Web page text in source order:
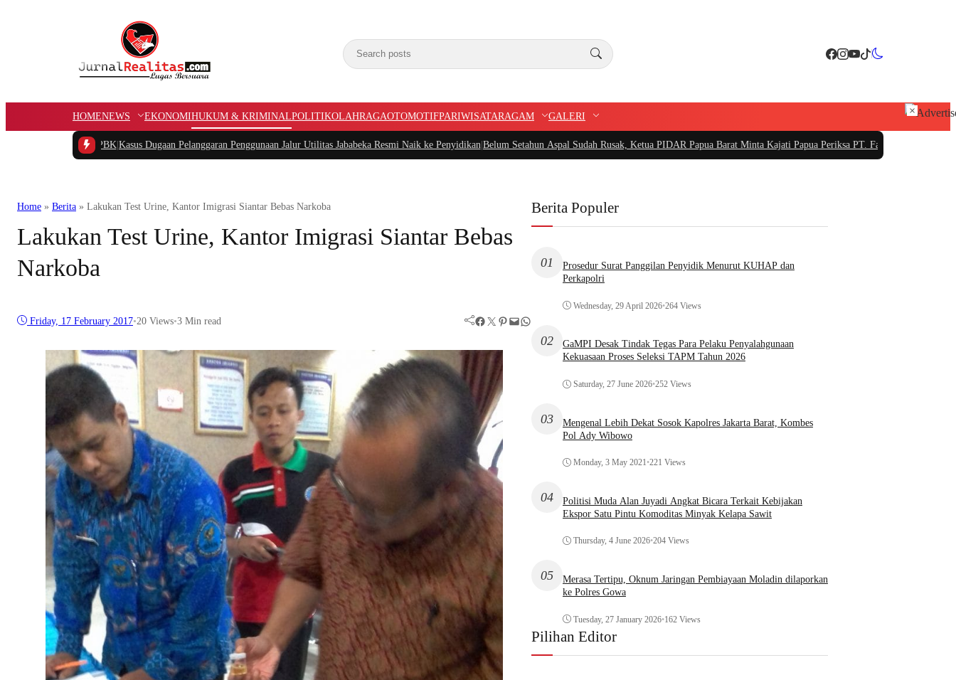
HOMENEWS EKONOMIHUKUM & KRIMINALPOLITIKOLAHRAGAOTOMOTIFPARIWISATARAGAM GALERI
Kasus Dugaan Pelanggaran Penggunaan Jalur Utilitas Jababeka Resmi Naik ke Penyidikan|Belum Setahun Aspal Sudah Rusak, Ketua PIDAR Papua Barat Minta Kajati Papua Periksa PT. Fajar Papua|PT Sarana Pembangunan
Home » Berita » Lakukan Test Urine, Kantor Imigrasi Siantar Bebas Narkoba
Lakukan Test Urine, Kantor Imigrasi Siantar Bebas
Narkoba
Friday, 17 February 2017•20 Views•3 Min read Facebook Twitter Pinterest Mail WhatsApp
Berita Populer
01
Prosedur Surat Panggilan Penyidik Menurut KUHAP dan
Perkapolri
Wednesday, 29 April 2026•264 Views
02
GaMPI Desak Tindak Tegas Para Pelaku Penyalahgunaan
Kekuasaan Proses Seleksi TAPM Tahun 2026
Saturday, 27 June 2026•252 Views
03
Mengenal Lebih Dekat Sosok Kapolres Jakarta Barat, Kombes
Pol Ady Wibowo
Monday, 3 May 2021•221 Views
04
Politisi Muda Alan Juyadi Angkat Bicara Terkait Kebijakan
Ekspor Satu Pintu Komoditas Minyak Kelapa Sawit
Thursday, 4 June 2026•204 Views
05
Merasa Tertipu, Oknum Jaringan Pembiayaan Moladin dilaporkan
ke Polres Gowa
Tuesday, 27 January 2026•162 Views
Pilihan Editor
×